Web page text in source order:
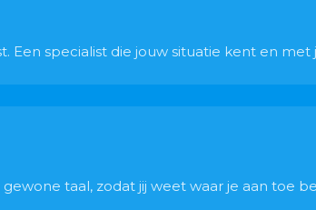
Een specialist die jouw situatie kent en
taal, zodat jij weet waar je aan toe